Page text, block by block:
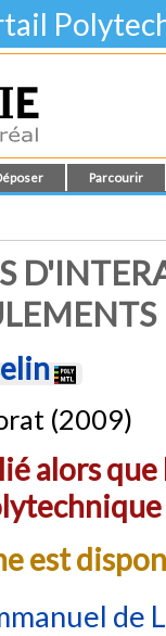
Parcourir
(2009)
alors
est
de